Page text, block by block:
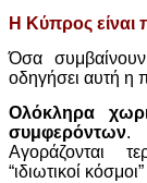
Η Κύπρος είναι
Όσα
οδηγήσει αυτή η
Ολόκληρα
συμφερόντων.
Αγοράζονται
“ιδιωτικοί